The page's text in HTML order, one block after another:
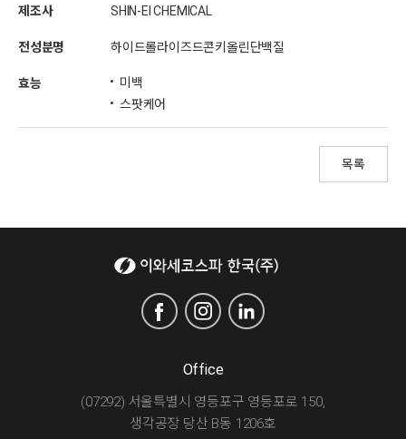
제조사 SHIN-EI CHEMICAL
전성분명 하이드롤라이즈드콘키올린단백질
효능
미백
스팟케어
목록
Office
(07292) 서울특별시 영등포구 영등포로 150,
생각공장 당산 B동 1206호